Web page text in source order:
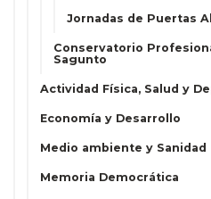
Jornadas de Puertas
Conservatorio
Sagunto
Actividad Física, Salud y
Economía y Desarrollo
Medio ambiente y Sanidad
Memoria Democrática